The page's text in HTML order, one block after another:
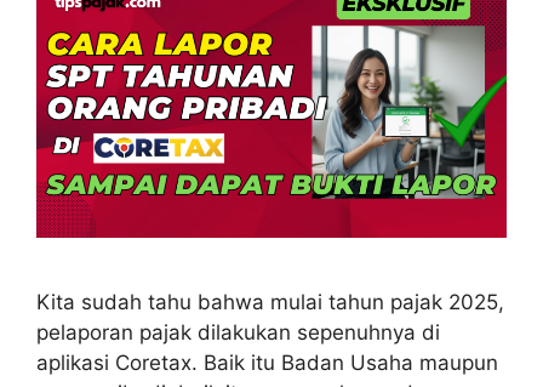
Kita sudah tahu bahwa mulai tahun pajak 2025,
pelaporan pajak dilakukan sepenuhnya di
aplikasi Coretax. Baik itu Badan Usaha maupun